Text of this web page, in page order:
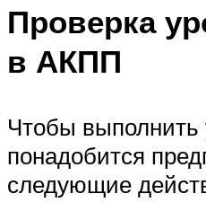
Проверка
в АКПП
Чтобы выполнить
понадобится
следующие